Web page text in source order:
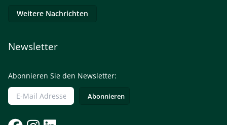
Weitere Nachrichten
Newsletter
Abonnieren Sie den Newsletter: